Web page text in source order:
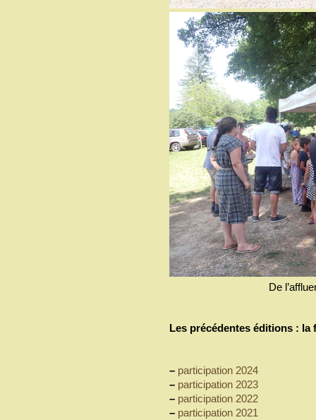
De
Les précédentes éditions : la
– participation 2024
– participation 2023
– participation 2022
– participation 2021